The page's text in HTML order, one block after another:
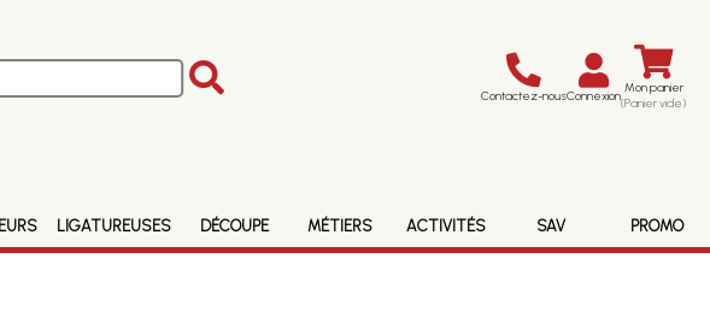
Contactez-nousConnexion Mon panier
(Panier vide)
LIGATUREUSES DÉCOUPE MÉTIERS ACTIVITÉS SAV PROMO